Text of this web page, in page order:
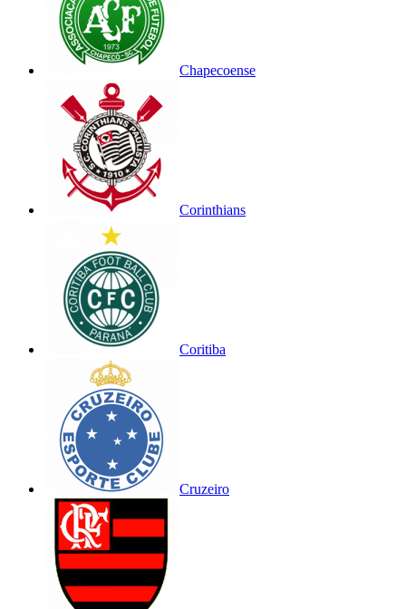
Chapecoense
Corinthians
Coritiba
Cruzeiro